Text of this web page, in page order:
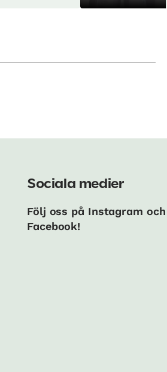
Sociala medier
Följ oss på Instagram och
Facebook!